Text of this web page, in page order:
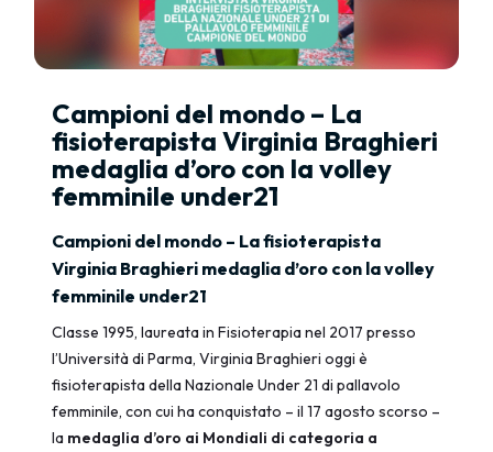
Campioni del mondo – La
fisioterapista Virginia Braghieri
medaglia d’oro con la volley
femminile under21
Campioni del mondo – La fisioterapista
Virginia Braghieri medaglia d’oro con la volley
femminile under21
Classe 1995, laureata in Fisioterapia nel 2017 presso
l’Università di Parma, Virginia Braghieri oggi è
fisioterapista della Nazionale Under 21 di pallavolo
femminile, con cui ha conquistato – il 17 agosto scorso –
la medaglia d’oro ai Mondiali di categoria a